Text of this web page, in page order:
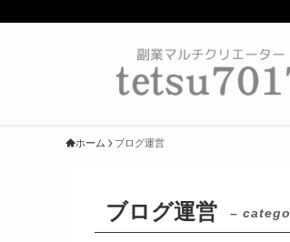
ホーム ブログ運営
ブログ運営 –